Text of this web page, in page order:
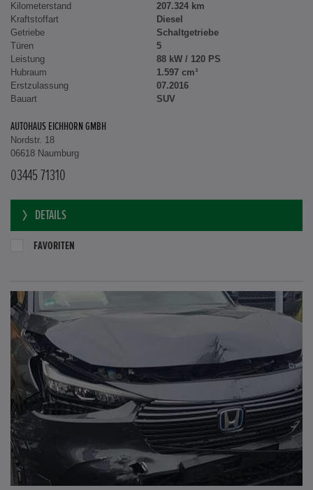
Kilometerstand
207.324 km
Kraftstoffart
Diesel
Getriebe
Schaltgetriebe
Türen
5
Leistung
88 kW / 120 PS
Hubraum
1.597 cm³
Erstzulassung
07.2016
Bauart
SUV
AUTOHAUS EICHHORN GMBH
Nordstr. 18
06618 Naumburg
03445 71310
DETAILS
FAVORITEN